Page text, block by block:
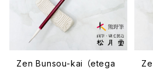
Zen Bunsou-kai （etega